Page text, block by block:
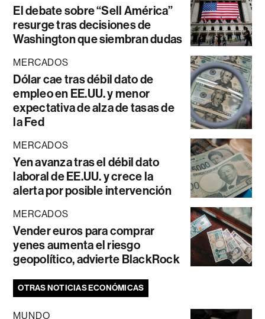
El debate sobre “Sell América”
resurge tras decisiones de
Washington que siembran dudas
MERCADOS
Dólar cae tras débil dato de
empleo en EE.UU. y menor
expectativa de alza de tasas de
la Fed
MERCADOS
Yen avanza tras el débil dato
laboral de EE.UU. y crece la
alerta por posible intervención
MERCADOS
Vender euros para comprar
yenes aumenta el riesgo
geopolítico, advierte BlackRock
OTRAS NOTICIAS ECONÓMICAS
MUNDO